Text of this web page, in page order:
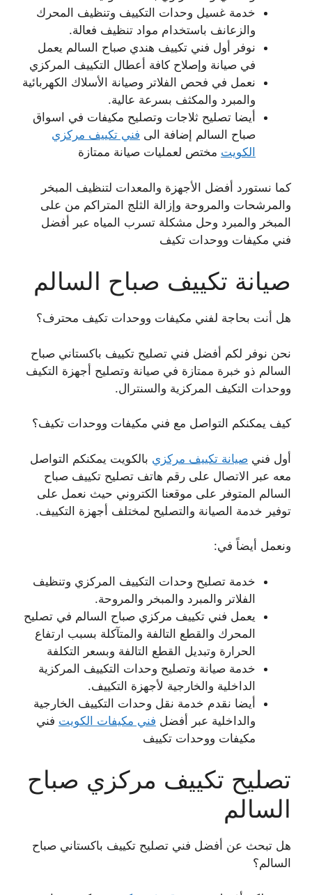
خدمة غسيل وحدات التكييف وتنظيف المحرك
والزعانف باستخدام مواد تنظيف فعالة.
نوفر أول فني تكييف هندي صباح السالم يعمل
في صيانة وإصلاح كافة أعطال التكييف المركزي
نعمل في فحص الفلاتر وصيانة الأسلاك الكهربائية
والمبرد والمكثف بسرعة عالية.
أيضا تصليح ثلاجات وتصليح مكيفات في اسواق
صباح السالم إضافة الى فني تكييف مركزي
الكويت مختص لعمليات صيانة ممتازة
كما نستورد أفضل الأجهزة والمعدات لتنظيف المبخر
والمرشحات والمروحة وإزالة الثلج المتراكم من على
المبخر والمبرد وحل مشكلة تسرب المياه عبر أفضل
فني مكيفات ووحدات تكيف
صيانة تكييف صباح السالم
هل أنت بحاجة لفني مكيفات ووحدات تكيف محترف؟
نحن نوفر لكم أفضل فني تصليح تكييف باكستاني صباح
السالم ذو خبرة ممتازة في صيانة وتصليح أجهزة التكيف
ووحدات التكيف المركزية والسنترال.
كيف يمكنكم التواصل مع فني مكيفات ووحدات تكيف؟
أول فني صيانة تكييف مركزي بالكويت يمكنكم التواصل
معه عبر الاتصال على رقم هاتف تصليح تكييف صباح
السالم المتوفر على موقعنا الكتروني حيث نعمل على
توفير خدمة الصيانة والتصليح لمختلف أجهزة التكييف.
ونعمل أيضاً في:
خدمة تصليح وحدات التكييف المركزي وتنظيف
الفلاتر والمبرد والمبخر والمروحة.
يعمل فني تكييف مركزي صباح السالم في تصليح
المحرك والقطع التالفة والمتآكلة بسبب ارتفاع
الحرارة وتبديل القطع التالفة وبسعر التكلفة
خدمة صيانة وتصليح وحدات التكييف المركزية
الداخلية والخارجية لأجهزة التكييف.
أيضا نقدم خدمة نقل وحدات التكييف الخارجية
والداخلية عبر أفضل فني مكيفات الكويت فني
مكيفات ووحدات تكييف
تصليح تكييف مركزي صباح
السالم
هل تبحث عن أفضل فني تصليح تكييف باكستاني صباح
السالم؟